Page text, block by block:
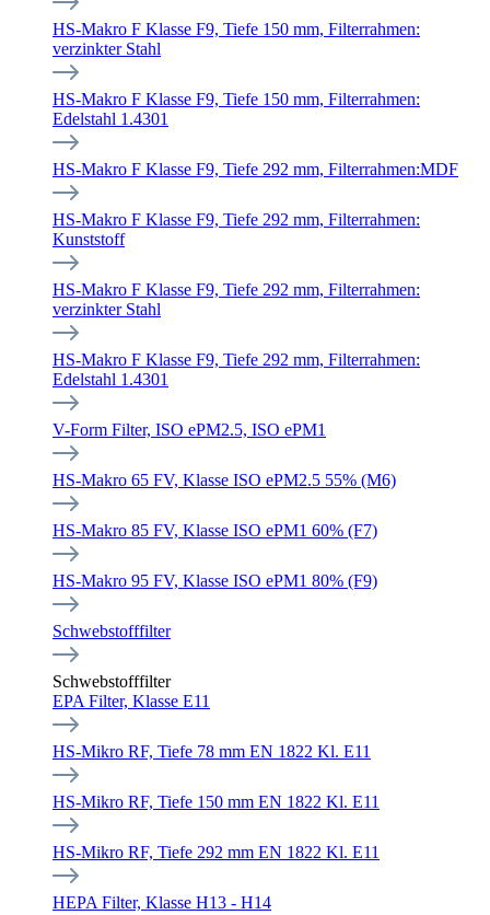
HS-Makro F Klasse F9, Tiefe 150 mm, Filterrahmen:
verzinkter Stahl
HS-Makro F Klasse F9, Tiefe 150 mm, Filterrahmen:
Edelstahl 1.4301
HS-Makro F Klasse F9, Tiefe 292 mm, Filterrahmen:MDF
HS-Makro F Klasse F9, Tiefe 292 mm, Filterrahmen:
Kunststoff
HS-Makro F Klasse F9, Tiefe 292 mm, Filterrahmen:
verzinkter Stahl
HS-Makro F Klasse F9, Tiefe 292 mm, Filterrahmen:
Edelstahl 1.4301
V-Form Filter, ISO ePM2.5, ISO ePM1
HS-Makro 65 FV, Klasse ISO ePM2.5 55% (M6)
HS-Makro 85 FV, Klasse ISO ePM1 60% (F7)
HS-Makro 95 FV, Klasse ISO ePM1 80% (F9)
Schwebstofffilter
Schwebstofffilter
EPA Filter, Klasse E11
HS-Mikro RF, Tiefe 78 mm EN 1822 Kl. E11
HS-Mikro RF, Tiefe 150 mm EN 1822 Kl. E11
HS-Mikro RF, Tiefe 292 mm EN 1822 Kl. E11
HEPA Filter, Klasse H13 - H14